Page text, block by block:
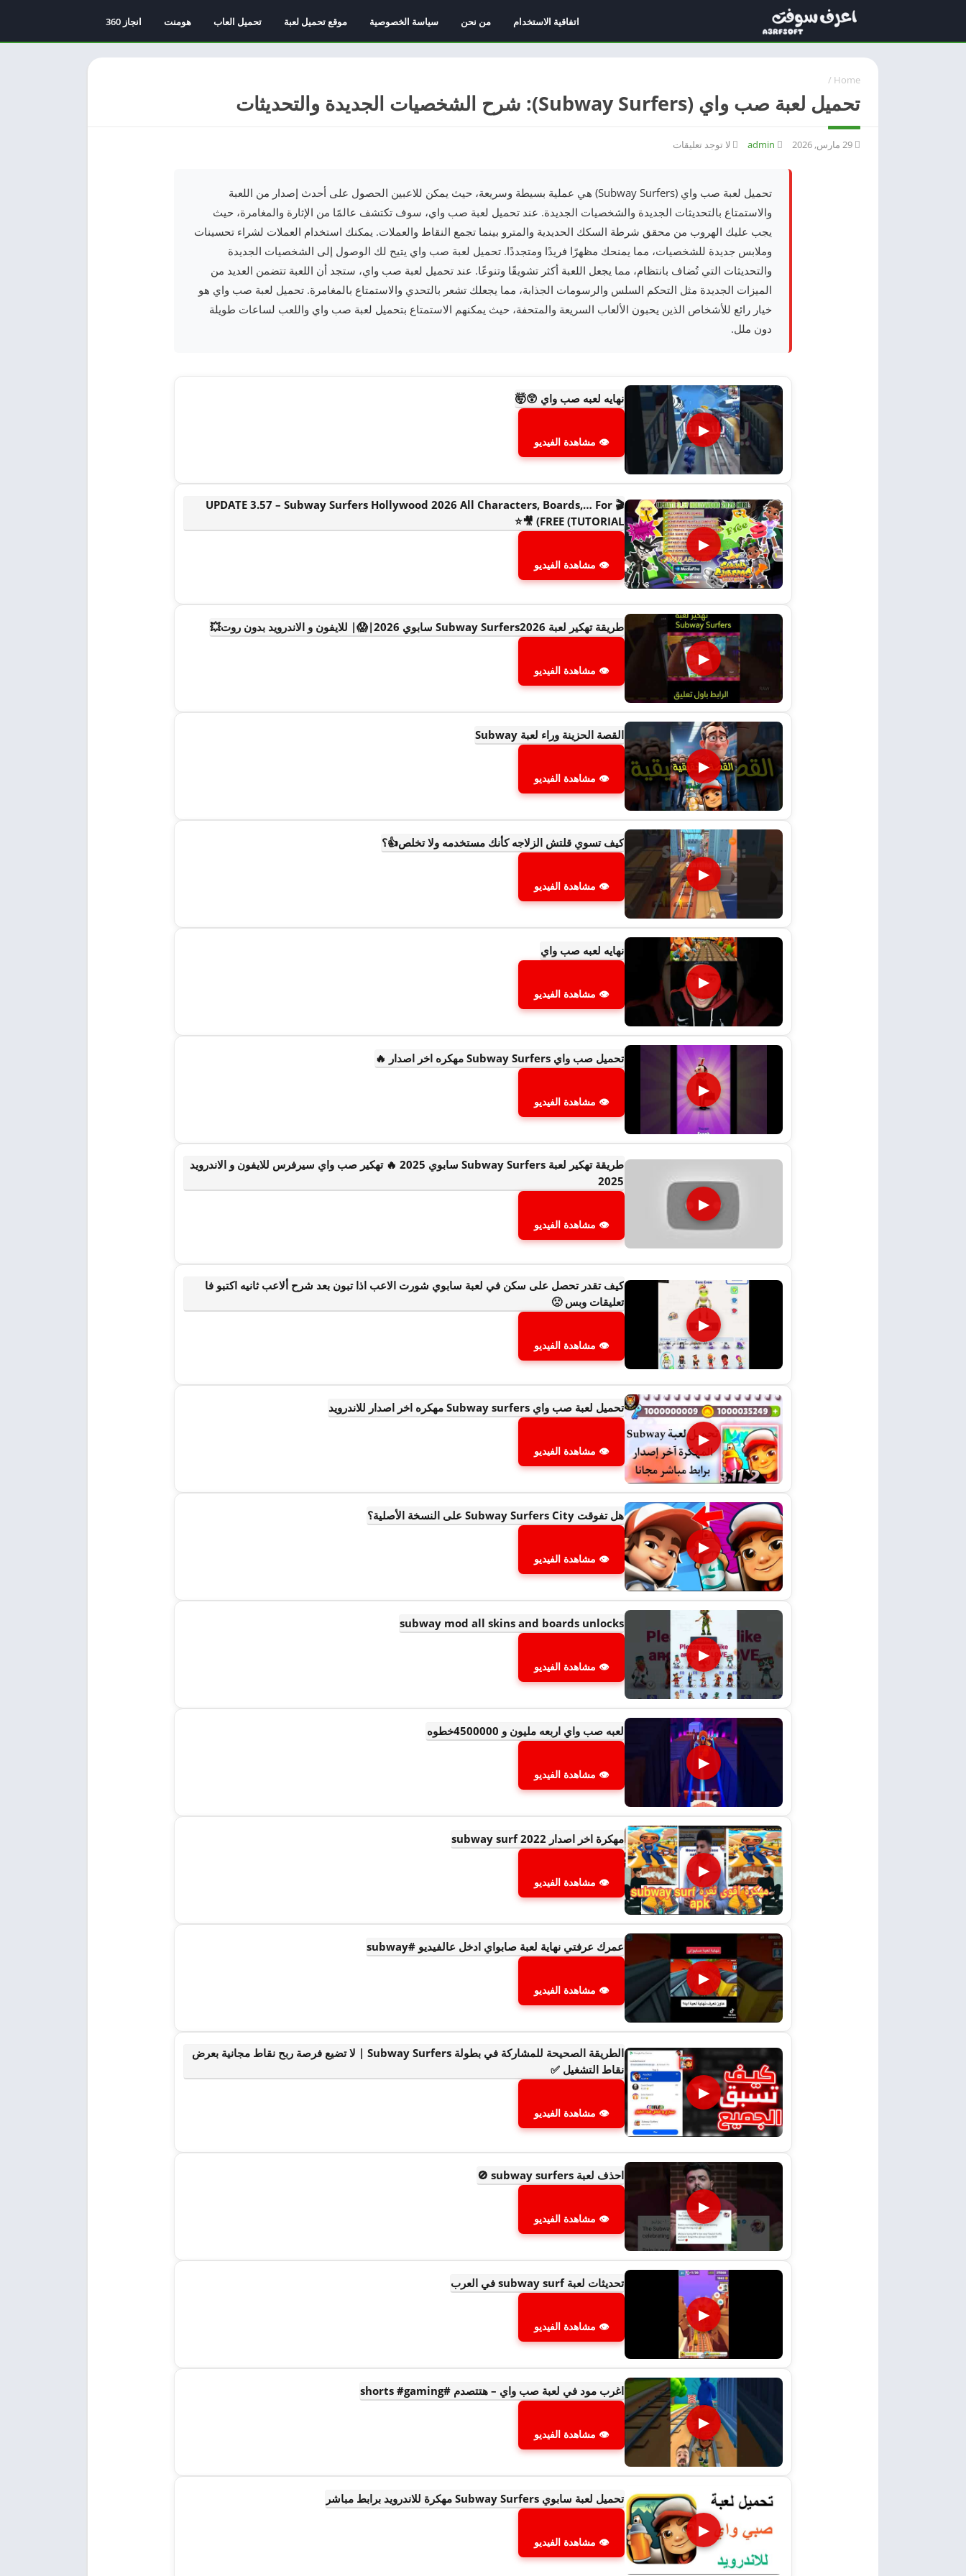
اتفاقية الاستخدام من نحن سياسة الخصوصية موقع تحميل لعبة تحميل العاب هومنت انجاز 360
Home
/
تحميل لعبة صب واي (Subway Surfers): شرح الشخصيات الجديدة والتحديثات
admin لا توجد تعليقات
تحميل لعبة صب واي (Subway Surfers) هي عملية بسيطة وسريعة، حيث يمكن للاعبين الحصول على أحدث إصدار من اللعبة
والاستمتاع بالتحديثات الجديدة والشخصيات الجديدة. عند تحميل لعبة صب واي، سوف تكتشف عالمًا من الإثارة والمغامرة، حيث
يجب عليك الهروب من محقق شرطة السكك الحديدية والمترو بينما تجمع النقاط والعملات. يمكنك استخدام العملات لشراء تحسينات
وملابس جديدة للشخصيات، مما يمنحك مظهرًا فريدًا ومتجددًا. تحميل لعبة صب واي يتيح لك الوصول إلى الشخصيات الجديدة
والتحديثات التي تُضاف بانتظام، مما يجعل اللعبة أكثر تشويقًا وتنوعًا. عند تحميل لعبة صب واي، ستجد أن اللعبة تتضمن العديد من
الميزات الجديدة مثل التحكم السلس والرسومات الجذابة، مما يجعلك تشعر بالتحدي والاستمتاع بالمغامرة. تحميل لعبة صب واي هو
خيار رائع للأشخاص الذين يحبون الألعاب السريعة والمتحفة، حيث يمكنهم الاستمتاع بتحميل لعبة صب واي واللعب لساعات طويلة
دون ملل.
▶
نهايه لعبه صب واي 😲🤯
👁 مشاهدة الفيديو
▶
🎬 UPDATE 3.57 – Subway Surfers Hollywood 2026 All Characters, Boards,… For
FREE (TUTORIAL) 🎥⭐
👁 مشاهدة الفيديو
▶
طريقة تهكير لعبة Subway Surfers2026 سابوي 2026|😱| للايفون و الاندرويد بدون روت💥
👁 مشاهدة الفيديو
▶
القصة الحزينة وراء لعبة Subway
👁 مشاهدة الفيديو
▶
كيف تسوي قلتش الزلاجه كأنك مستخدمه ولا تخلص👍؟
👁 مشاهدة الفيديو
▶
نهايه لعبه صب واي
👁 مشاهدة الفيديو
▶
تحميل صب واي Subway Surfers مهكره اخر اصدار 🔥
👁 مشاهدة الفيديو
▶
طريقة تهكير لعبة Subway Surfers سابوي 2025 🔥 تهكير صب واي سيرفرس للايفون و الاندرويد
2025
👁 مشاهدة الفيديو
▶
كيف تقدر تحصل على سكن في لعبة سابوي شورت الاعب اذا تبون بعد شرح ألاعب ثانيه اكتبو فا
تعليقات وبس 🙁
👁 مشاهدة الفيديو
▶
تحميل لعبة صب واي Subway surfers مهكره اخر اصدار للاندرويد
👁 مشاهدة الفيديو
▶
هل تفوقت Subway Surfers City على النسخة الأصلية؟
👁 مشاهدة الفيديو
▶
subway mod all skins and boards unlocks
👁 مشاهدة الفيديو
▶
لعبه صب واي اربعه مليون و 4500000خطوه
👁 مشاهدة الفيديو
▶
مهكرة اخر اصدار 2022 subway surf
👁 مشاهدة الفيديو
▶
عمرك عرفتي نهاية لعبة صابواي ادخل عالفيديو #subway
👁 مشاهدة الفيديو
▶
الطريقة الصحيحة للمشاركة في بطولة Subway Surfers | لا تضيع فرصة ربح نقاط مجانية بعرض
نقاط التشغيل ✅
👁 مشاهدة الفيديو
▶
احذف لعبة subway surfers 🚫
👁 مشاهدة الفيديو
▶
تحديثات لعبة subway surf في العرب
👁 مشاهدة الفيديو
▶
اغرب مود في لعبة صب واي – هتتصدم #shorts #gaming
👁 مشاهدة الفيديو
▶
تحميل لعبة سابوي Subway Surfers مهكرة للاندرويد برابط مباشر
👁 مشاهدة الفيديو